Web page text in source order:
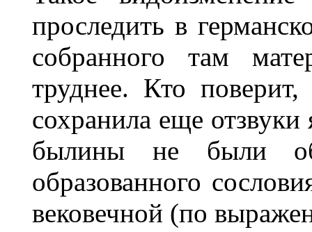
проследить в
собранного там
труднее. Кто
сохранила еще
былины не были
образованного
вековечной (по